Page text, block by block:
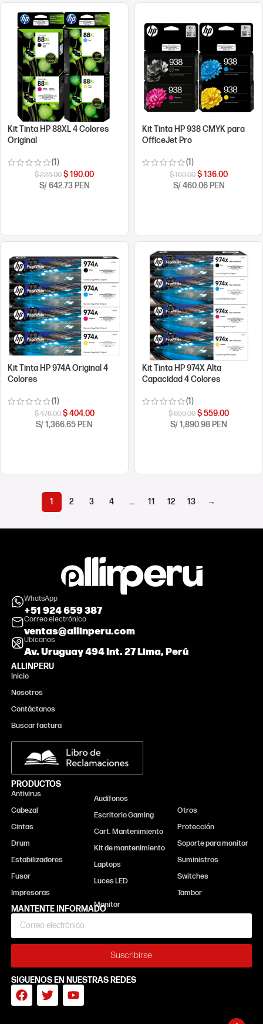
Kit Tinta HP 88XL 4 Colores
Original
(1)
$225.00 $190.00
S/ 642.73 PEN
Kit Tinta HP 938 CMYK para
OfficeJet Pro
(1)
$160.00 $136.00
S/ 460.06 PEN
Kit Tinta HP 974A Original 4
Colores
(1)
$476.00 $404.00
S/ 1,366.65 PEN
Kit Tinta HP 974X Alta
Capacidad 4 Colores
(1)
$659.00 $559.00
S/ 1,890.98 PEN
1 2 3 4 … 11 12 13 →
WhatsApp
+51 924 659 387
Correo electrónico
ventas@allinperu.com
Ubícanos
Av. Uruguay 494 Int. 27 Lima, Perú
ALLINPERU
Inicio
Nosotros
Contáctanos
Buscar factura
PRODUCTOS
Antivirus
Cabezal
Cintas
Drum
Estabilizadores
Fusor
Impresoras
Audífonos
Escritorio Gaming
Cart. Mantenimiento
Kit de mantenimiento
Laptops
Luces LED
Otros
Protección
Soporte para monitor
Suministros
Switches
Tambor
MANTENTE INFORMADO
Suscribirse
SIGUENOS EN NUESTRAS REDES